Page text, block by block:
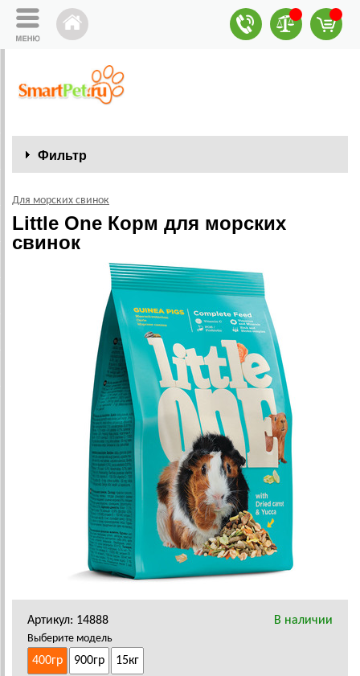
Фильтр
Для морских свинок
Little One Корм для морских
свинок
Артикул: 14888 В наличии
Выберите модель
400гр 900гр 15кг